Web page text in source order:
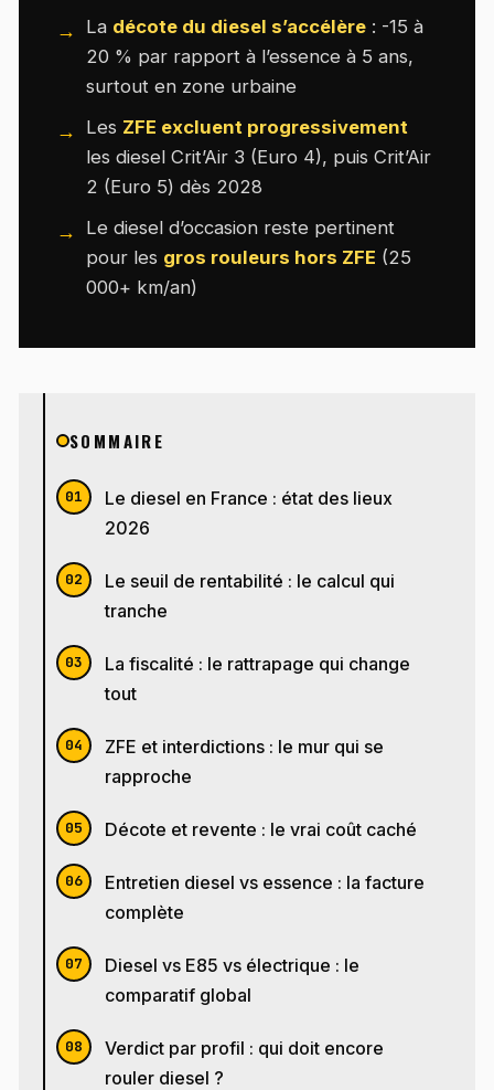
La décote du diesel s’accélère : -15 à
20 % par rapport à l’essence à 5 ans,
surtout en zone urbaine
Les ZFE excluent progressivement
les diesel Crit’Air 3 (Euro 4), puis Crit’Air
2 (Euro 5) dès 2028
Le diesel d’occasion reste pertinent
pour les gros rouleurs hors ZFE (25
000+ km/an)
SOMMAIRE
Le diesel en France : état des lieux
2026
Le seuil de rentabilité : le calcul qui
tranche
La fiscalité : le rattrapage qui change
tout
ZFE et interdictions : le mur qui se
rapproche
Décote et revente : le vrai coût caché
Entretien diesel vs essence : la facture
complète
Diesel vs E85 vs électrique : le
comparatif global
Verdict par profil : qui doit encore
rouler diesel ?